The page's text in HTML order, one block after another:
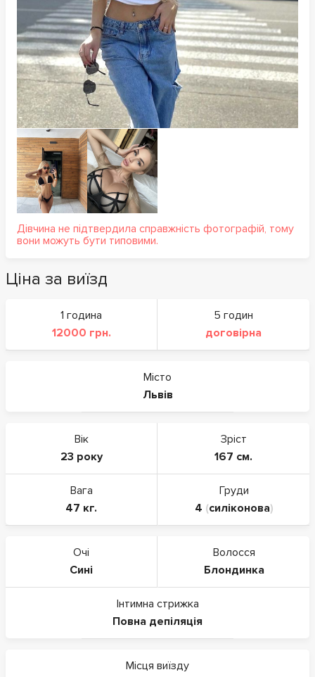
Дівчина не підтвердила справжність фотографій, тому
вони можуть бути типовими.
Ціна за виїзд
1 година
12000 грн.
5 годин
договірна
Місто
Львів
Вік
23 року
Зріст
167 см.
Вага
47 кг.
Груди
4 (силіконова)
Очі
Сині
Волосся
Блондинка
Інтимна стрижка
Повна депіляція
Місця виїзду